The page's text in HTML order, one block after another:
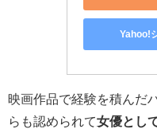
Yahoo!
映画作品で経験を積んだ
らも認められて女優とし